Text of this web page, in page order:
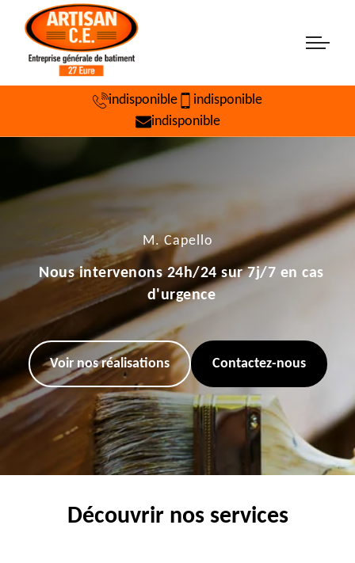
indisponible
indisponible
indisponible
M. Capello
Nous intervenons 24h/24 sur 7j/7 en cas
d'urgence
Voir nos réalisations Contactez-nous
Découvrir nos services